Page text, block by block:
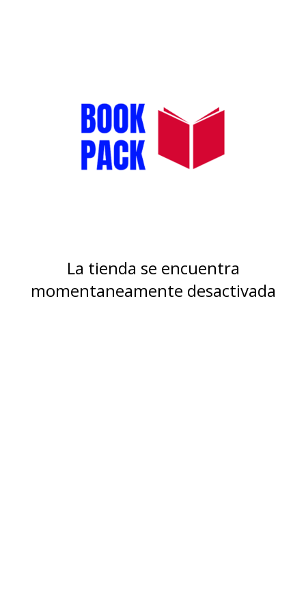
La tienda se encuentra
momentaneamente desactivada